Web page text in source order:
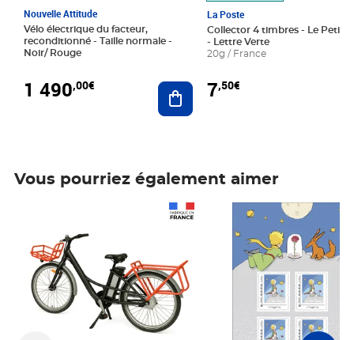
Nouvelle Attitude
Vélo électrique du facteur,
reconditionné - Taille normale -
Noir/ Rouge
1 490,00€ Ajouter au panier
La Poste
Collector 4 timbres - Le Petit
- Lettre Verte
20g / France
7,50€
Vous pourriez également aimer
Prix 7,50€